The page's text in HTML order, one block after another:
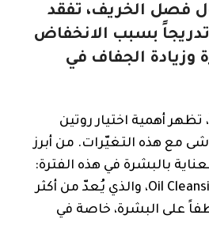
فصل الخريف، تفقد
بسبب الانخفاض
وزيادة الجفاف في
تظهر أهمية اختيار روتين
مع هذه التغيّرات. من أبرز
بالبشرة في هذه الفترة:
التنظيف بالزيوت Oil Cleansing، والذي يُعدّ من أكثر
على البشرة، خاصة في